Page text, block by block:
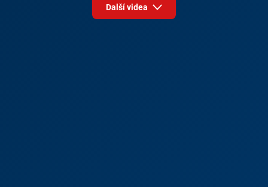
Další videa